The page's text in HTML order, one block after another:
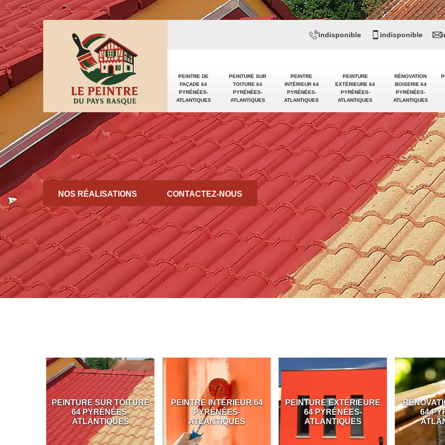
PEINTRE DE
FAÇADE 64
PYRÉNÉES-
ATLANTIQUES
PEINTURE SUR
TOITURE 64
PYRÉNÉES-
ATLANTIQUES
PEINTRE
INTÉRIEUR 64
PYRÉNÉES-
ATLANTIQUES
PEINTURE
EXTÉRIEURE 64
PYRÉNÉES-
ATLANTIQUES
RÉNOVATION
BOISERIE 64
PYRÉNÉES-
ATLANTIQUES
indisponible indisponible
NOS RÉALISATIONS CONTACTEZ-NOUS
PEINTURE SUR TOITURE
64 PYRÉNÉES-
ATLANTIQUES
PEINTRE INTÉRIEUR 64
PYRÉNÉES-
ATLANTIQUES
PEINTURE EXTÉRIEURE
64 PYRÉNÉES-
ATLANTIQUES
64